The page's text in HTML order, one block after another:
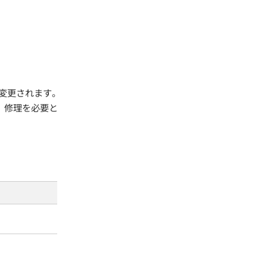
されます。
修理を必要と